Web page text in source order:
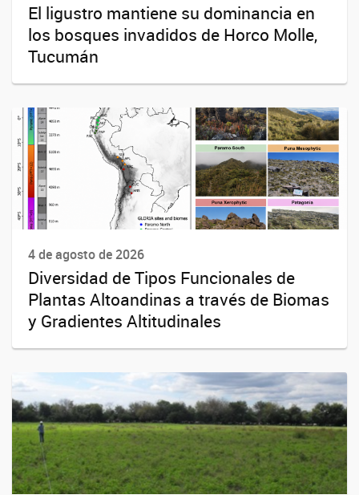
El ligustro mantiene su dominancia en
los bosques invadidos de Horco Molle,
Tucumán
4 de agosto de 2026
Diversidad de Tipos Funcionales de
Plantas Altoandinas a través de Biomas
y Gradientes Altitudinales